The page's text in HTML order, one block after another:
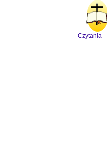
Czytania